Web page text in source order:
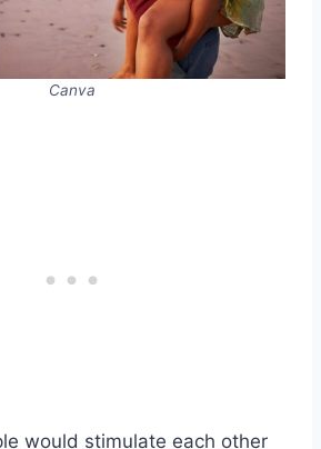
Canva
would stimulate each other